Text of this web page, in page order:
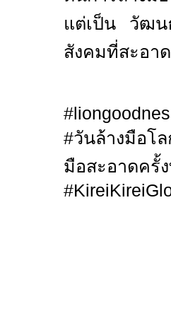
แต่เป็น วัฒน
สังคมที่สะอา
#วันล้างมือโล
มือสะอาดครั้